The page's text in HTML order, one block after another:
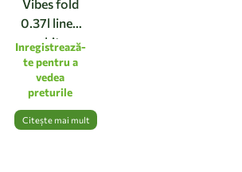
Vibes fold
0.37l linen
white
Inregistrează-
te pentru a
vedea
preturile
Citește mai mult